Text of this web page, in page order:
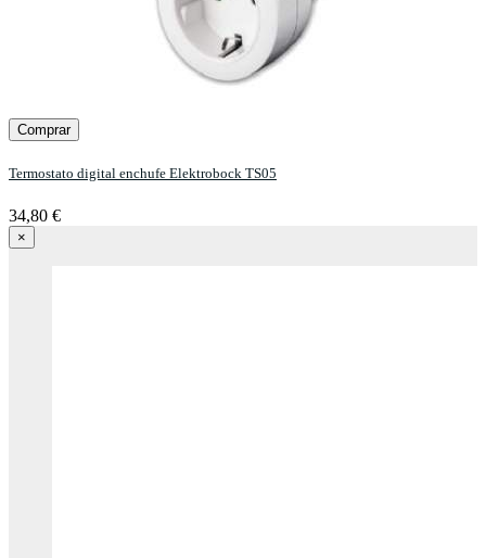
Comprar
Termostato digital enchufe Elektrobock TS05
34,80 €
×